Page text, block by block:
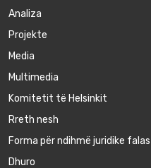
Аnaliza
Projekte
Media
Multimedia
Komitetit të Helsinkit
Rreth nesh
Forma për ndihmë juridike falas
Dhuro